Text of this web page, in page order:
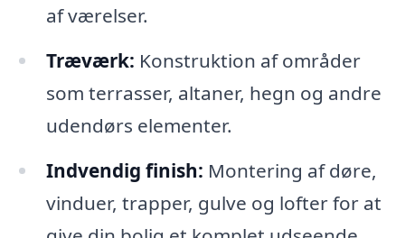
af værelser.
Træværk: Konstruktion af områder
som terrasser, altaner, hegn og andre
udendørs elementer.
Indvendig finish: Montering af døre,
vinduer, trapper, gulve og lofter for at